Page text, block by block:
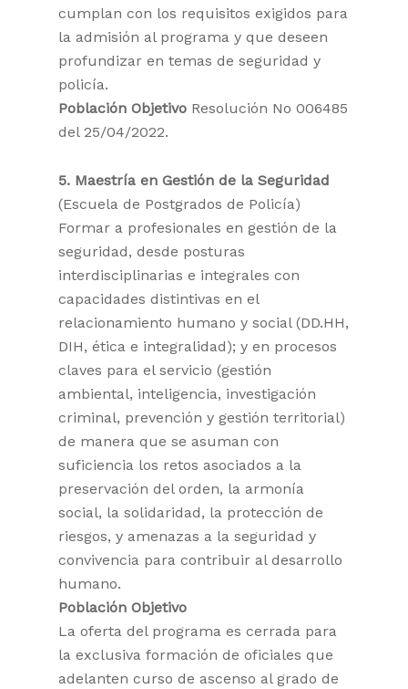
cumplan con los requisitos exigidos para
la admisión al programa y que deseen
profundizar en temas de seguridad y
policía.
Población Objetivo Resolución No 006485
del 25/04/2022.
5. Maestría en Gestión de la Seguridad
(Escuela de Postgrados de Policía)
Formar a profesionales en gestión de la
seguridad, desde posturas
interdisciplinarias e integrales con
capacidades distintivas en el
relacionamiento humano y social (DD.HH,
DIH, ética e integralidad); y en procesos
claves para el servicio (gestión
ambiental, inteligencia, investigación
criminal, prevención y gestión territorial)
de manera que se asuman con
suficiencia los retos asociados a la
preservación del orden, la armonía
social, la solidaridad, la protección de
riesgos, y amenazas a la seguridad y
convivencia para contribuir al desarrollo
humano.
Población Objetivo
La oferta del programa es cerrada para
la exclusiva formación de oficiales que
adelanten curso de ascenso al grado de